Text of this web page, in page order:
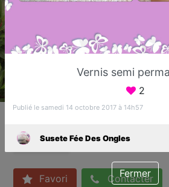
Susete Fée
Sucy-en-Brie
Favori Contacter
Vernis semi
2
Publié le samedi 14 octobre 2017 à 14h57
Susete Fée Des Ongles
Fermer